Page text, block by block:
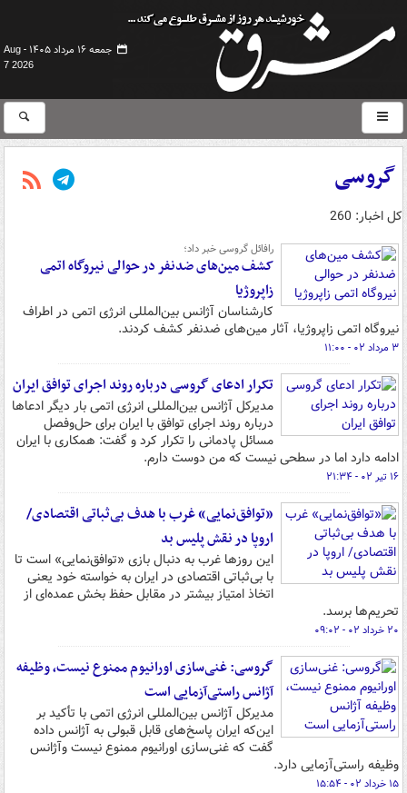
جمعه ۱۶ مرداد ۱۴۰۵ -
Aug
7 2026
گروسی
کل اخبار: 260
رافائل گروسی خبر داد؛
کشف مین‌های ضدنفر در حوالی نیروگاه اتمی
زاپروژیا
کارشناسان آژانس بین‌المللی انرژی اتمی در اطراف
نیروگاه اتمی زاپروژیا، آثار مین‌های ضدنفر کشف کردند.
۳ مرداد ۰۲ - ۱۱:۰۰
تکرار ادعای گروسی درباره روند اجرای توافق ایران
مدیرکل آژانس بین‌المللی انرژی اتمی بار دیگر ادعاها
درباره روند اجرای توافق با ایران برای حل‌وفصل
مسائل پادمانی را تکرار کرد و گفت: همکاری با ایران
ادامه دارد اما در سطحی نیست که من دوست دارم.
۱۶ تیر ۰۲ - ۲۱:۳۴
«توافق‌نمایی» غرب با هدف بی‌ثباتی اقتصادی/
اروپا در نقش پلیس بد
این روزها غرب به دنبال بازی «توافق‌نمایی» است تا
با بی‌ثباتی اقتصادی در ایران به خواسته خود یعنی
اتخاذ امتیاز بیشتر در مقابل حفظ بخش عمده‌ای از
تحریم‌ها برسد.
۲۰ خرداد ۰۲ - ۰۹:۰۲
گروسی: غنی‌سازی اورانیوم ممنوع نیست، وظیفه
آژانس راستی‌آزمایی است
مدیرکل آژانس بین‌المللی انرژی اتمی با تأکید بر
این‌که ایران پاسخ‌های قابل قبولی به آژانس داده
گفت که غنی‌سازی اورانیوم ممنوع نیست وآژانس
وظیفه راستی‌آزمایی دارد.
۱۵ خرداد ۰۲ - ۱۵:۵۴